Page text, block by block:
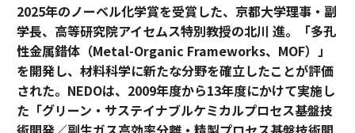
2025年のノーベル化学賞を受賞した、京都大学理事・副
学長、高等研究院アイセムス特別教授の北川 進。「多孔
性金属錯体（Metal-Organic Frameworks、MOF）」
を開発し、材料科学に新たな分野を確立したことが評価
された。NEDOは、2009年度から13年度にかけて実施し
た「グリーン・サステイナブルケミカルプロセス基盤技